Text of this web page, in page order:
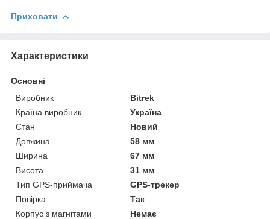
Приховати
Характеристики
Основні
Виробник
Bitrek
Країна виробник
Україна
Стан
Новий
Довжина
58 мм
Ширина
67 мм
Висота
31 мм
Тип GPS-приймача
GPS-трекер
Повірка
Так
Корпус з магнітами
Немає